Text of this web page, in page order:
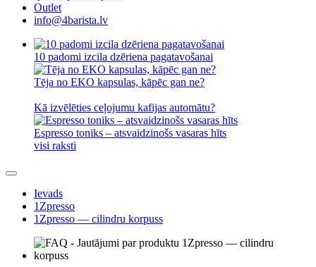
Outlet
info@4barista.lv
10 padomi izcila dzēriena pagatavošanai
Tēja no EKO kapsulas, kāpēc gan ne?
Kā izvēlēties ceļojumu kafijas automātu?
Espresso toniks – atsvaidzinošs vasaras hīts
visi raksti
Ievads
1Zpresso
1Zpresso — cilindru korpuss